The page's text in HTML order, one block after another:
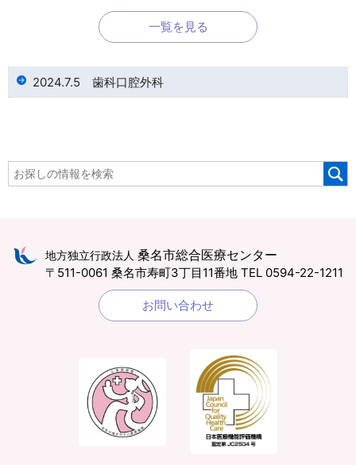
一覧を見る
2024.7.5 歯科口腔外科
地方独立行政法人 桑名市総合医療センター
〒511-0061 桑名市寿町3丁目11番地 TEL 0594-22-1211
お問い合わせ